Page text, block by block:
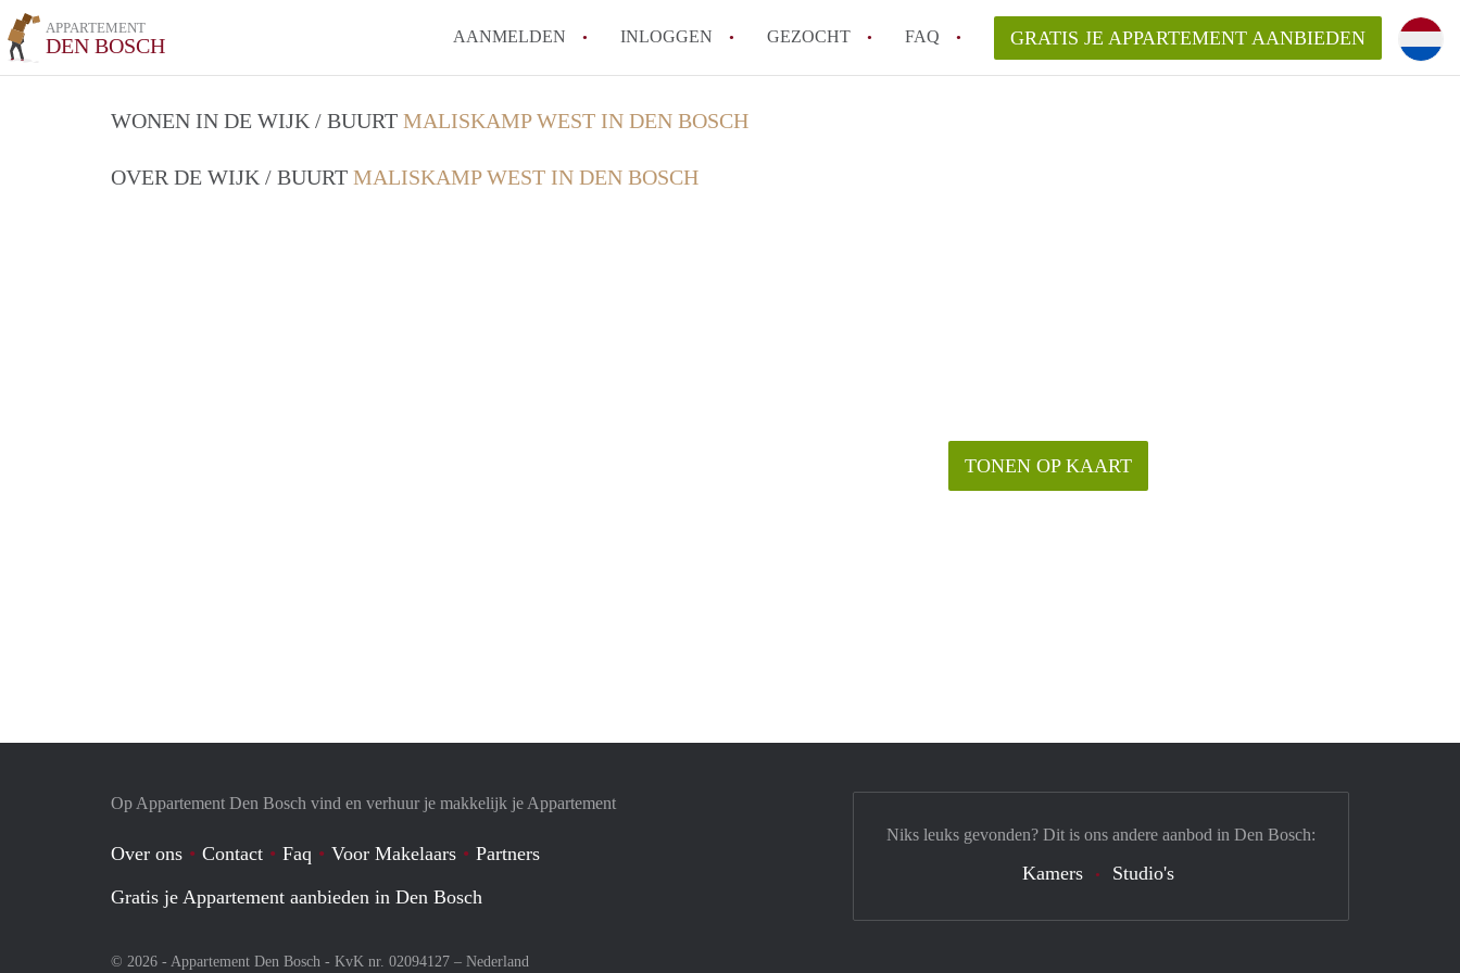
APPARTEMENT
DEN BOSCH AANMELDEN INLOGGEN GEZOCHT FAQ GRATIS JE APPARTEMENT AANBIEDEN
WONEN IN DE WIJK / BUURT MALISKAMP WEST IN DEN BOSCH
OVER DE WIJK / BUURT MALISKAMP WEST IN DEN BOSCH
TONEN OP KAART
Op Appartement Den Bosch vind en verhuur je makkelijk je Appartement
Over ons Contact Faq Voor Makelaars
Partners
Gratis je Appartement aanbieden in Den Bosch
© 2026 - Appartement Den Bosch - KvK nr. 02094127 – Nederland
Niks leuks gevonden? Dit is ons andere aanbod in Den Bosch:
Kamers Studio's